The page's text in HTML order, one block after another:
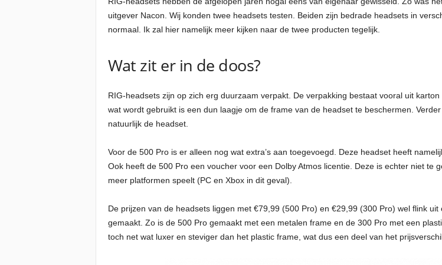
uitgever Nacon. Wij konden twee headsets testen. Beiden zijn bedrade headsets in
normaal. Ik zal hier namelijk meer kijken naar de twee producten tegelijk.
Wat zit er in de doos?
RIG-headsets zijn op zich erg duurzaam verpakt. De verpakking bestaat vooral uit
wat wordt gebruikt is een dun laagje om de frame van de headset te beschermen.
natuurlijk de headset.
Voor de 500 Pro is er alleen nog wat extra’s aan toegevoegd. Deze headset heeft
Ook heeft de 500 Pro een voucher voor een Dolby Atmos licentie. Deze is echter niet te
meer platformen speelt (PC en Xbox in dit geval).
De prijzen van de headsets liggen met €79,99 (500 Pro) en €29,99 (300 Pro) wel flink
gemaakt. Zo is de 500 Pro gemaakt met een metalen frame en de 300 Pro met een
toch net wat luxer en steviger dan het plastic frame, wat dus een deel van het